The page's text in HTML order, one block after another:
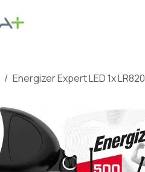
Energizer Expert LED 1x LR820